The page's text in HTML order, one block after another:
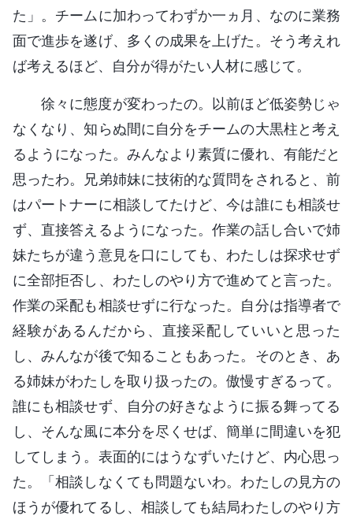
た」。チームに加わってわずか一ヵ月、なのに業務
面で進歩を遂げ、多くの成果を上げた。そう考えれ
ば考えるほど、自分が得がたい人材に感じて。
徐々に態度が変わったの。以前ほど低姿勢じゃ
なくなり、知らぬ間に自分をチームの大黒柱と考え
るようになった。みんなより素質に優れ、有能だと
思ったわ。兄弟姉妹に技術的な質問をされると、前
はパートナーに相談してたけど、今は誰にも相談せ
ず、直接答えるようになった。作業の話し合いで姉
妹たちが違う意見を口にしても、わたしは探求せず
に全部拒否し、わたしのやり方で進めてと言った。
作業の采配も相談せずに行なった。自分は指導者で
経験があるんだから、直接采配していいと思った
し、みんなが後で知ることもあった。そのとき、あ
る姉妹がわたしを取り扱ったの。傲慢すぎるって。
誰にも相談せず、自分の好きなように振る舞ってる
し、そんな風に本分を尽くせば、簡単に間違いを犯
してしまう。表面的にはうなずいたけど、内心思っ
た。「相談しなくても問題ないわ。わたしの見方の
ほうが優れてるし、相談しても結局わたしのやり方